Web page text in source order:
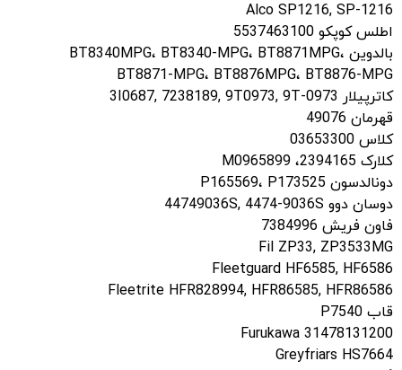
Alco SP1216, SP-1216
اطلس کوپکو 5537463100
بالدوین BT8340MPG، BT8340-MPG، BT8871MPG،
BT8871-MPG، BT8876MPG، BT8876-MPG
کاترپیلار 3I0687, 7238189, 9T0973, 9T-0973
قهرمان 49076
کلاس 03653300
کلارک 2394165، M0965899
دونالدسون P165569، P173525
دوسان دوو 44749036S, 4474-9036S
فاون فریش 7384996
Fil ZP33, ZP3533MG
Fleetguard HF6585, HF6586
Fleetrite HFR828994, HFR86585, HFR86586
قاب P7540
Furukawa 31478131200
Greyfriars HS7664